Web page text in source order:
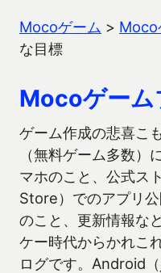
Mocoゲーム > Moco
な目標
Mocoゲーム
ゲーム作成の悲喜こ
（無料ゲーム多数）
マホのこと、公式ス
Store）でのアプリ
のこと、更新情報な
ケー時代からかれこ
ログです。Android